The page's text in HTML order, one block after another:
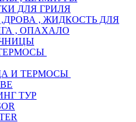
ДЛЯ ГРИЛЯ
,ДРОВА , ЖИДКОСТЬ ДЛЯ
, ОПАХАЛО
И ТЕРМОСЫ
ТУР